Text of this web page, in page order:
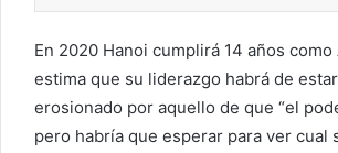
En 2020 Hanoi cumplirá 14 años como
estima que su liderazgo habrá de
erosionado por aquello de que “el
pero habría que esperar para ver cual